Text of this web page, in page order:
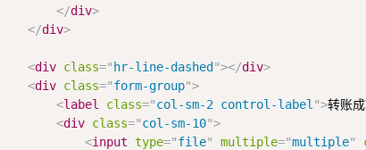
</div>
</div>
<div class="hr-line-dashed"></div>
<div class="form-group">
<label class="col-sm-2 control-label ">转账
<div class="col-sm-10">
<input type="file" multiple="multiple"